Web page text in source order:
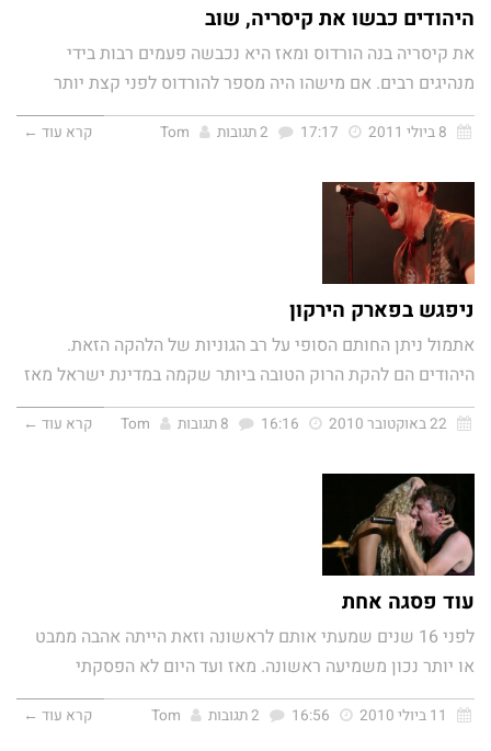
היהודים כבשו את קיסריה, שוב
את קיסריה בנה הורדוס ומאז היא נכבשה פעמים רבות בידי
מנהיגים רבים. אם מישהו היה מספר להורדוס לפני קצת יותר
2 תגובות Tom קרא עוד ←
ניפגש בפארק הירקון
אתמול ניתן החותם הסופי על רב הגוניות של הלהקה הזאת.
היהודים הם להקת הרוק הטובה ביותר שקמה במדינת ישראל מאז
8 תגובות Tom קרא עוד ←
עוד פסגה אחת
לפני 16 שנים שמעתי אותם לראשונה וזאת הייתה אהבה ממבט
או יותר נכון משמיעה ראשונה. מאז ועד היום לא הפסקתי
2 תגובות Tom קרא עוד ←